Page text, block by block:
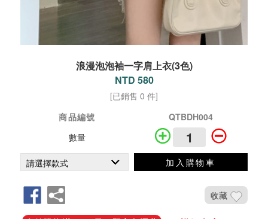
浪漫泡泡袖一字肩上衣(3色)
NTD 580
[已銷售 0 件]
商品編號
QTBDH004
數量
加入購物車
收藏